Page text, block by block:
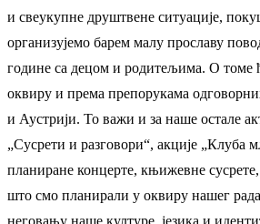
и свеукупне друштвене ситуације,
организујемо барем малу прославу
године са децом и родитељима. О томе
оквиру и према препорукама
и Аустрији. То важи и за наше остале
„Сусрети и разговори“, акције „Клуба
планиране концерте, књижевне
што смо планирали у оквиру нашег
неговању наше културе, језика и